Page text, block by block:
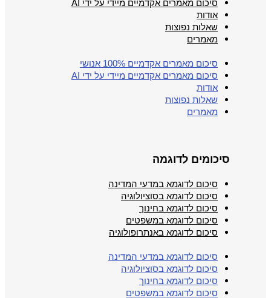
סיכום מאמרים אקדמיים מיידי על ידי AI
אודות
שאלות נפוצות
מאמרים
סיכום מאמרים אקדמיים 100% אנושי
סיכום מאמרים אקדמיים מיידי על ידי AI
אודות
שאלות נפוצות
מאמרים
סיכומים לדוגמה
סיכום לדוגמא במדעי המדינה
סיכום לדוגמא בסוציולוגיה
סיכום לדוגמא בחינוך
סיכום לדוגמא במשפטים
סיכום לדוגמא באנתרופולוגיה
סיכום לדוגמא במדעי המדינה
סיכום לדוגמא בסוציולוגיה
סיכום לדוגמא בחינוך
סיכום לדוגמא במשפטים